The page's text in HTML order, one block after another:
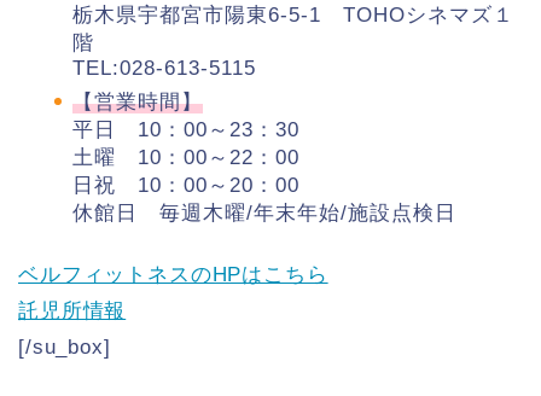
栃木県宇都宮市陽東6-5-1 TOHOシネマズ１
階
TEL:028-613-5115
【営業時間】
平日 10：00～23：30
土曜 10：00～22：00
日祝 10：00～20：00
休館日 毎週木曜/年末年始/施設点検日
ベルフィットネスのHPはこちら
託児所情報
[/su_box]